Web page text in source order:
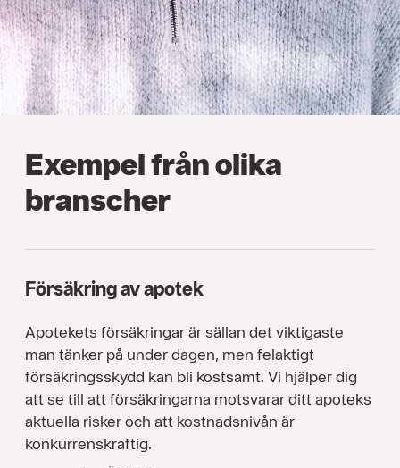
Exempel från olika
branscher
Försäkring av apotek
Apotekets försäkringar är sällan det viktigaste
man tänker på under dagen, men felaktigt
försäkringsskydd kan bli kostsamt. Vi hjälper dig
att se till att försäkringarna motsvarar ditt apoteks
aktuella risker och att kostnadsnivån är
konkurrenskraftig.